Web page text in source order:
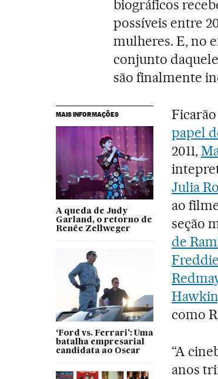
biográficos
possíveis entre
mulheres. E, no
conjunto
são finalmente
MAIS INFORMAÇÕES
A queda de Judy
Garland, o retorno de
Renée Zellweger
‘Ford vs. Ferrari’: Uma
batalha empresarial
candidata ao Oscar
papel
2011,
Julia
ao
seção
de
como
“A
anos